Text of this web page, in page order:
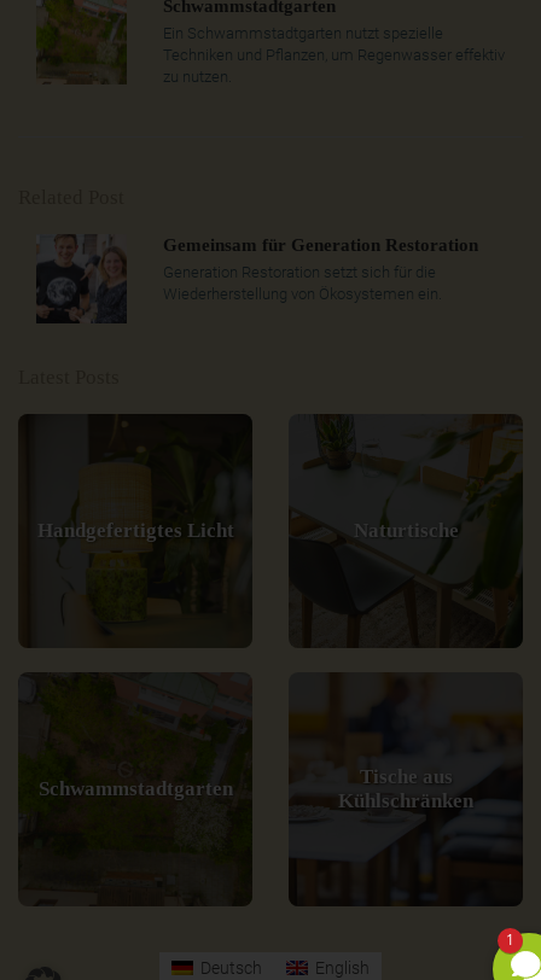
Schwammstadtgarten
Ein Schwammstadtgarten nutzt spezielle
Techniken und Pflanzen, um Regenwasser effektiv
zu nutzen.
Gemeinsam für Generation Restoration
Generation Restoration setzt sich für die
Wiederherstellung von Ökosystemen ein.
Handgefertigtes Licht Naturtische
Schwammstadtgarten
Tische aus
Kühlschränken
Deutsch English
1